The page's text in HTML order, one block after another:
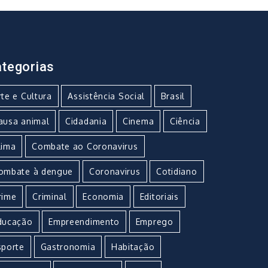
e Cultura Assistência Social Brasil
animal Cidadania Cinema Ciência
Combate ao Coronavirus
à dengue Coronavirus Cotidiano
Criminal Economia Editoriais
Empreendimento Emprego
Gastronomia Habitação